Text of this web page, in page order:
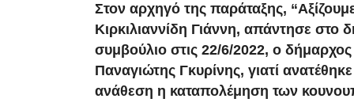
Στον αρχηγό της παράταξης,
Κιρκιλιαννίδη Γιάννη, απάντησε στο
συμβούλιο στις 22/6/2022, ο
Παναγιώτης Γκυρίνης, γιατί
ανάθεση η καταπολέμηση των